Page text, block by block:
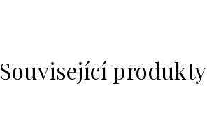
Související produkty